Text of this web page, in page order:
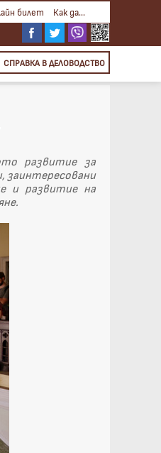
билет Как да...
СПРАВКА В ДЕЛОВОДСТВО
развитие за
заинтересовани
и развитие на